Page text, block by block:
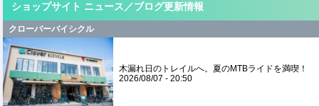
ショップサイト ニュース／ブログ更新情報
クローバーバイシクル
木漏れ日のトレイルへ。夏のMTBライドを満喫！
2026/08/07 - 20:50